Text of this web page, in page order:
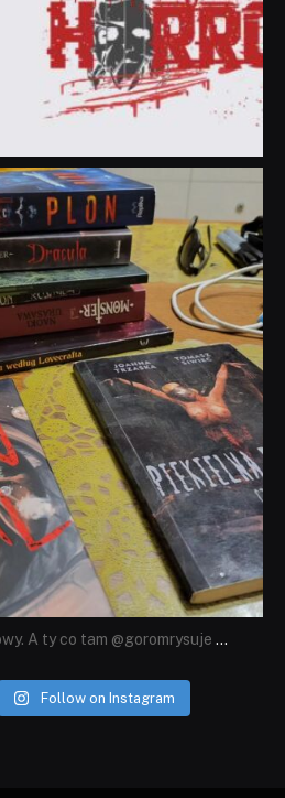
Lip 31
A ty co tam @goromrysuje ...
Follow on Instagram